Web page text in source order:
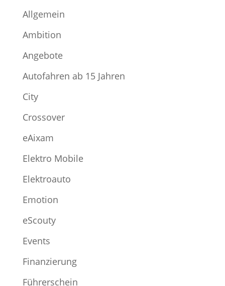
Allgemein
Ambition
Angebote
Autofahren ab 15 Jahren
City
Crossover
eAixam
Elektro Mobile
Elektroauto
Emotion
eScouty
Events
Finanzierung
Führerschein